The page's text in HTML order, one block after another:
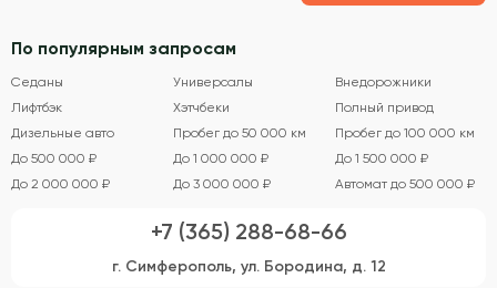
По популярным запросам
Седаны Универсалы
Внедорожники
Лифтбэк
Хэтчбеки
Полный привод
Дизельные авто
Пробег до 50 000 км
Пробег до 100 000 км
До 500 000 ₽
До 1 000 000 ₽
До 1 500 000 ₽
До 2 000 000 ₽
До 3 000 000 ₽ Автомат до 500 000 ₽
+7 (365) 288-68-66
г. Симферополь, ул. Бородина, д. 12